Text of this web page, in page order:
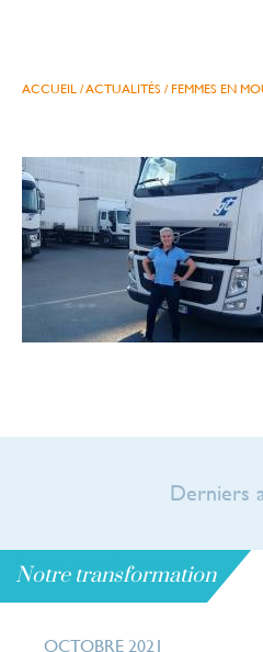
ACCUEIL /ACTUALITÉS / FEMMES EN
Derniers
Notre transformation
Notre transformation
OCTOBRE 2021